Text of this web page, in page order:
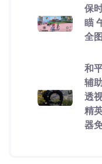
保
瞄
全
和
辅
透
精
器